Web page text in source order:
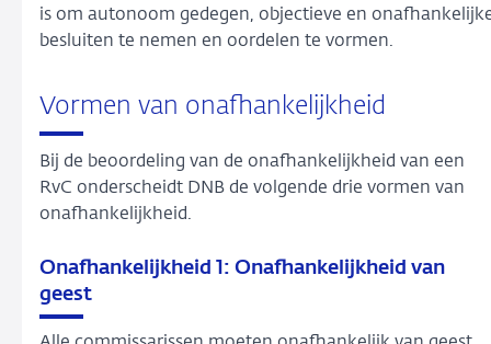
is om autonoom gedegen, objectieve en
besluiten te nemen en oordelen te vormen.
Vormen van onafhankelijkheid
Bij de beoordeling van de onafhankelijkheid van een
RvC onderscheidt DNB de volgende drie vormen van
onafhankelijkheid.
Onafhankelijkheid 1: Onafhankelijkheid van
geest